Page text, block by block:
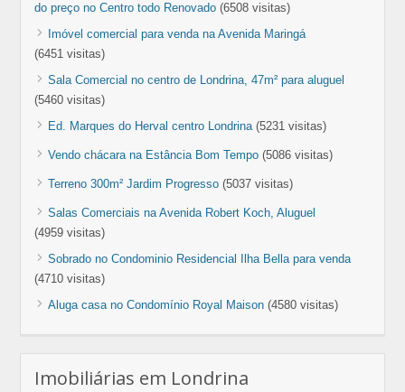
do preço no Centro todo Renovado (6508 visitas)
Imóvel comercial para venda na Avenida Maringá
(6451 visitas)
Sala Comercial no centro de Londrina, 47m² para aluguel
(5460 visitas)
Ed. Marques do Herval centro Londrina(5231 visitas)
Vendo chácara na Estância Bom Tempo (5086 visitas)
Terreno 300m² Jardim Progresso (5037 visitas)
Salas Comerciais na Avenida Robert Koch, Aluguel
(4959 visitas)
Sobrado no Condominio Residencial Ilha Bella para venda
(4710 visitas)
Aluga casa no Condomínio Royal Maison (4580 visitas)
Imobiliárias em Londrina